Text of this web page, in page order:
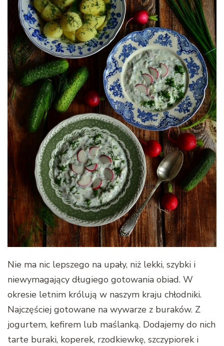
Nie ma nic lepszego na upały, niż lekki, szybki i
niewymagający długiego gotowania obiad. W
okresie letnim królują w naszym kraju chłodniki.
Najczęściej gotowane na wywarze z buraków. Z
jogurtem, kefirem lub maślanką. Dodajemy do nich
tarte buraki, koperek, rzodkiewkę, szczypiorek i